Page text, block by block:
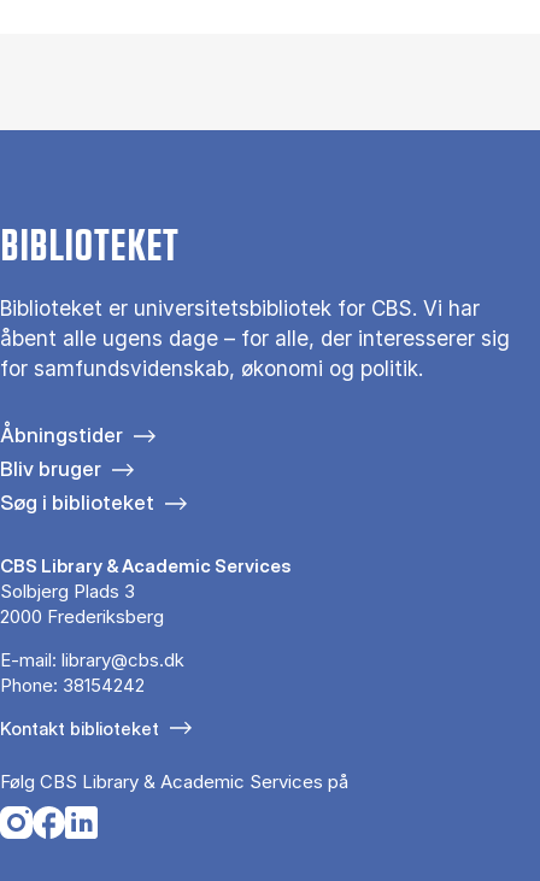
BIBLIOTEKET
Biblioteket er universitetsbibliotek for CBS. Vi har
åbent alle ugens dage – for alle, der interesserer sig
for samfundsvidenskab, økonomi og politik.
Åbningstider
Bliv bruger
Søg i biblioteket
CBS Library & Academic Services
Solbjerg Plads 3
2000 Frederiksberg
E-mail: library@cbs.dk
Phone: 38154242
Kontakt biblioteket
Følg CBS Library & Academic Services på
Opens in a new tab
Opens in a new tab
Opens in a new tab